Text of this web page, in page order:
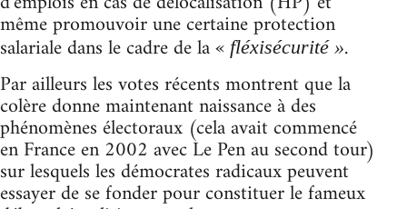
même promouvoir une certaine protection
salariale dans le cadre de la « fléxisécurité ».
Par ailleurs les votes récents montrent que la
colère donne maintenant naissance à des
phénomènes électoraux (cela avait commencé
en France en 2002 avec Le Pen au second tour)
sur lesquels les démocrates radicaux peuvent
essayer de se fonder pour constituer le fameux